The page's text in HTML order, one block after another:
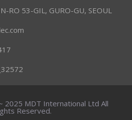
RO 53-GIL, GURO-GU, SEOUL
2025 MDT International Ltd All
Reserved.